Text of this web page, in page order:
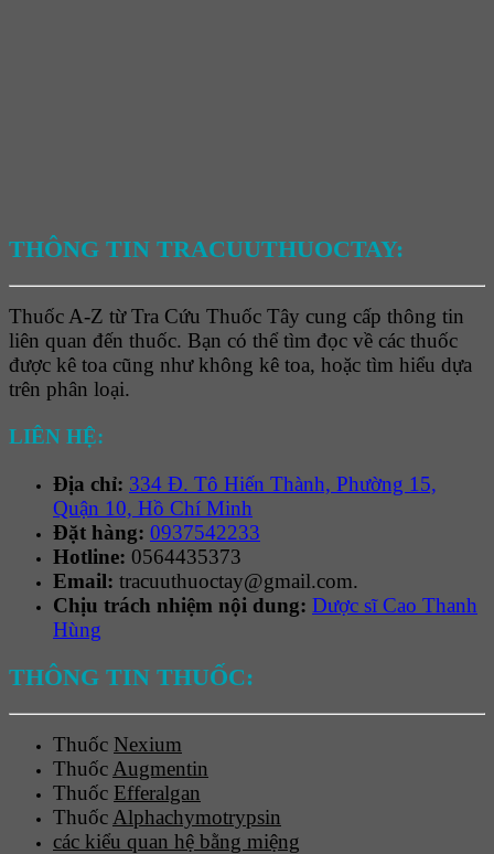
THÔNG TIN TRACUUTHUOCTAY:
Thuốc A-Z từ Tra Cứu Thuốc Tây cung cấp thông tin
liên quan đến thuốc. Bạn có thể tìm đọc về các thuốc
được kê toa cũng như không kê toa, hoặc tìm hiểu dựa
trên phân loại.
LIÊN HỆ:
Địa chỉ: 334 Đ. Tô Hiến Thành, Phường 15,
Quận 10, Hồ Chí Minh
Đặt hàng: 0937542233
Hotline: 0564435373
Email: tracuuthuoctay@gmail.com.
Chịu trách nhiệm nội dung: Dược sĩ Cao Thanh
Hùng
THÔNG TIN THUỐC:
Thuốc Nexium
Thuốc Augmentin
Thuốc Efferalgan
Thuốc Alphachymotrypsin
các kiểu quan hệ bằng miệng